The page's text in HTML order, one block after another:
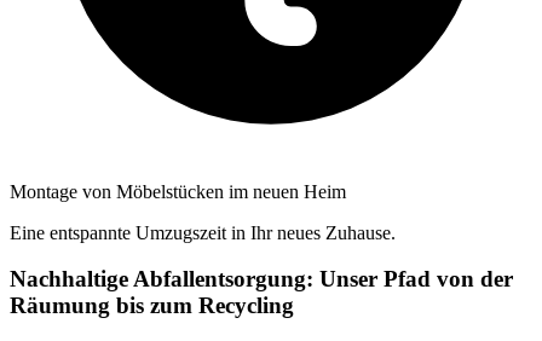
Montage von Möbelstücken im neuen Heim
Eine entspannte Umzugszeit in Ihr neues Zuhause.
Nachhaltige Abfallentsorgung: Unser Pfad von der
Räumung bis zum Recycling